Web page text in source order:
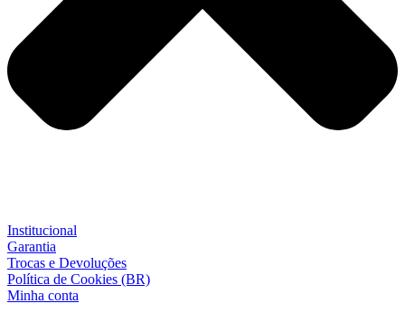
Institucional
Garantia
Trocas e Devoluções
Política de Cookies (BR)
Minha conta